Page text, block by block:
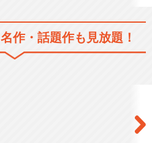
名作・話題作も見放題！